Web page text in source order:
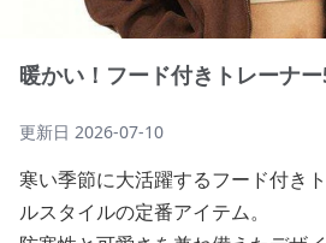
暖かい！フード付きトレーナ
更新日 2026-07-10
寒い季節に大活躍するフード付き
ルスタイルの定番アイテム。